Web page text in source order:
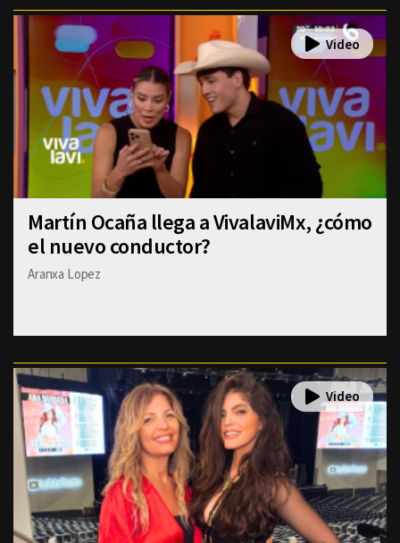
Martín Ocaña llega a VivalaviMx, ¿cómo
el nuevo conductor?
Aranxa Lopez